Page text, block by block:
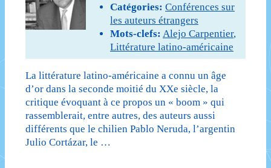
Catégories: Conférences sur
les auteurs étrangers
Mots-clefs: Alejo Carpentier,
Littérature latino-américaine
La littérature latino-américaine a connu un âge
d’or dans la seconde moitié du XXe siècle, la
critique évoquant à ce propos un « boom » qui
rassemblerait, entre autres, des auteurs aussi
différents que le chilien Pablo Neruda, l’argentin
Julio Cortázar, le …